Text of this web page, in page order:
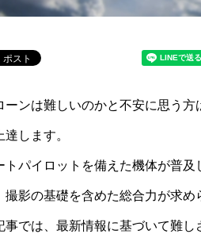
ーンは難しいのかと不安に思う
達します。
トパイロットを備えた機体が普
撮影の基礎を含めた総合力が求め
事では、最新情報に基づいて難